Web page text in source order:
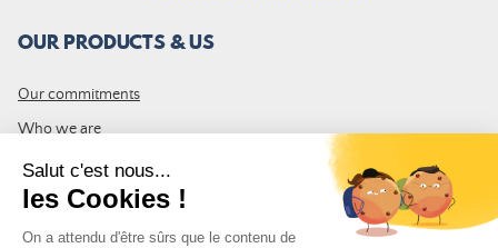
OUR PRODUCTS & US
Our commitments
Who we are
Blog
FAQ
Affiliation